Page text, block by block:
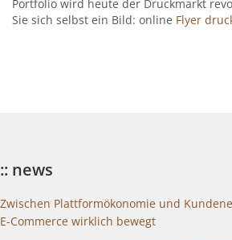
Portfolio wird heute der Druckmarkt
Sie sich selbst ein Bild: online Flyer
:: news
Zwischen Plattformökonomie und
E-Commerce wirklich bewegt